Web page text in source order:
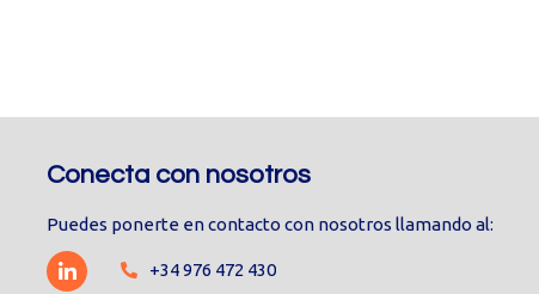
Conecta con nosotros
Puedes ponerte en contacto con nosotros llamando al:
+34 976 472 430